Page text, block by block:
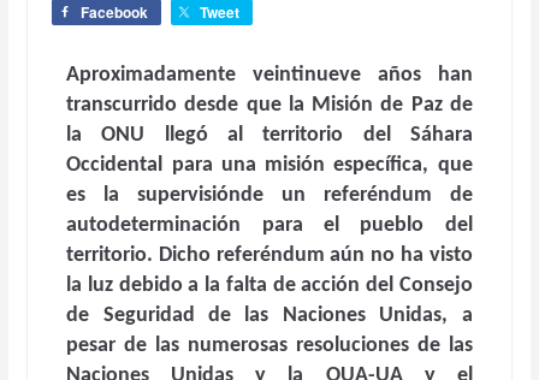
Facebook Tweet
Aproximadamente veintinueve años han
transcurrido desde que la Misión de Paz de
la ONU llegó al territorio del Sáhara
Occidental para una misión específica, que
es la supervisiónde un referéndum de
autodeterminación para el pueblo del
territorio. Dicho referéndum aún no ha visto
la luz debido a la falta de acción del Consejo
de Seguridad de las Naciones Unidas, a
pesar de las numerosas resoluciones de las